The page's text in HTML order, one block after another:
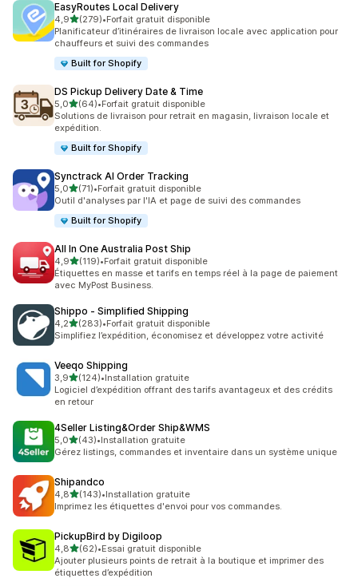
EasyRoutes Local Delivery
4,9étoile(s) sur 5
(279)
279 avis au total
•Forfait gratuit disponible
Planificateur d’itinéraires de livraison locale avec application pour
chauffeurs et suivi des commandes
Built for Shopify
DS Pickup Delivery Date & Time
5,0étoile(s) sur 5
(64)
64 avis au total
•Forfait gratuit disponible
Solutions de livraison pour retrait en magasin, livraison locale et
expédition.
Built for Shopify
Synctrack AI Order Tracking
5,0étoile(s) sur 5
(71)
71 avis au total
•Forfait gratuit disponible
Outil d'analyses par l'IA et page de suivi des commandes
Built for Shopify
All In One Australia Post Ship
4,9étoile(s) sur 5
(119)
119 avis au total
•Forfait gratuit disponible
Étiquettes en masse et tarifs en temps réel à la page de paiement
avec MyPost Business.
Shippo ‑ Simplified Shipping
4,2étoile(s) sur 5
(283)
283 avis au total
•Forfait gratuit disponible
Simplifiez l’expédition, économisez et développez votre activité
Veeqo Shipping
3,9étoile(s) sur 5
(124)
124 avis au total
•Installation gratuite
Logiciel d’expédition offrant des tarifs avantageux et des crédits
en retour
4Seller Listing&Order Ship&WMS
5,0étoile(s) sur 5
(43)
43 avis au total
•Installation gratuite
Gérez listings, commandes et inventaire dans un système unique
Shipandco
4,8étoile(s) sur 5
(143)
143 avis au total
•Installation gratuite
Imprimez les étiquettes d'envoi pour vos commandes.
PickupBird by Digiloop
4,8étoile(s) sur 5
(62)
62 avis au total
•Essai gratuit disponible
Ajouter plusieurs points de retrait à la boutique et imprimer des
étiquettes d’expédition